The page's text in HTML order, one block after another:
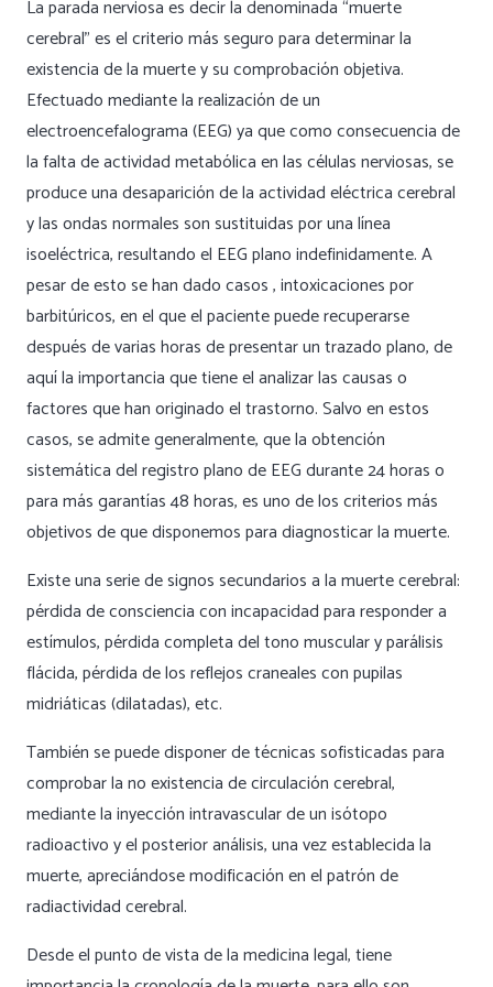
La parada nerviosa es decir la denominada“muerte
cerebral”es el criterio más seguro para determinar la
existencia de la muerte y su comprobación objetiva.
Efectuado mediante la realización de un
electroencefalograma (EEG) ya que como consecuencia de
la falta de actividad metabólica en las células nerviosas, se
produce una desaparición de la actividad eléctrica cerebral
y las ondas normales son sustituidas por una línea
isoeléctrica, resultando el EEG planoindefinidamente. A
pesar de esto se han dado casos , intoxicaciones por
barbitúricos, en el que el paciente puede recuperarse
después de varias horas de presentar un trazado plano, de
aquí la importancia que tiene el analizar las causas o
factores que han originado el trastorno. Salvo en estos
casos, se admite generalmente, que la obtención
sistemática del registro plano de EEG durante 24 horas o
para más garantías 48 horas, es uno de los criterios más
objetivos de que disponemos para diagnosticar la muerte.
Existe una serie de signos secundarios a la muerte cerebral:
pérdida de consciencia con incapacidad para responder a
estímulos, pérdida completa del tono muscular y parálisis
flácida, pérdida de los reflejos craneales con pupilas
midriáticas (dilatadas), etc.
También se puede disponer de técnicas sofisticadas para
comprobar la no existencia de circulación cerebral,
mediante la inyección intravascular de un isótopo
radioactivo y el posterior análisis, una vez establecida la
muerte, apreciándose modificación en el patrón de
radiactividad cerebral.
Desde el punto de vista de la medicina legal, tiene